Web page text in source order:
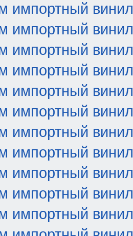
импортный винил
импортный винил
импортный винил
импортный винил
импортный винил
импортный винил
импортный винил
импортный винил
импортный винил
импортный винил
импортный винил